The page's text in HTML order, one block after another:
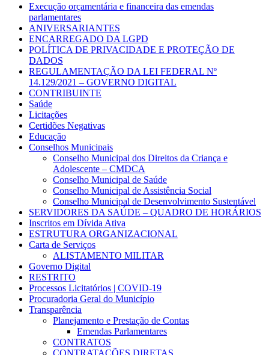
Execução orçamentária e financeira das emendas
parlamentares
ANIVERSARIANTES
ENCARREGADO DA LGPD
POLÍTICA DE PRIVACIDADE E PROTEÇÃO DE
DADOS
REGULAMENTAÇÃO DA LEI FEDERAL Nº
14.129/2021 – GOVERNO DIGITAL
CONTRIBUINTE
Saúde
Licitações
Certidões Negativas
Educação
Conselhos Municipais
Conselho Municipal dos Direitos da Criança e
Adolescente – CMDCA
Conselho Municipal de Saúde
Conselho Municipal de Assistência Social
Conselho Municipal de Desenvolvimento Sustentável
SERVIDORES DA SAÚDE – QUADRO DE HORÁRIOS
Inscritos em Dívida Ativa
ESTRUTURA ORGANIZACIONAL
Carta de Serviços
ALISTAMENTO MILITAR
Governo Digital
RESTRITO
Processos Licitatórios | COVID-19
Procuradoria Geral do Município
Transparência
Planejamento e Prestação de Contas
Emendas Parlamentares
CONTRATOS
CONTRATAÇÕES DIRETAS